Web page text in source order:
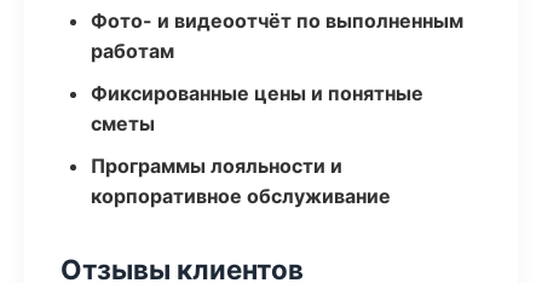
Фото- и видеоотчёт по выполненным
работам
Фиксированные цены и понятные
сметы
Программы лояльности и
корпоративное обслуживание
Отзывы клиентов